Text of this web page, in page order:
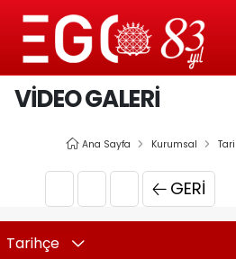
VİDEO GALERİ
Ana Sayfa Kurumsal
GERI
Tarihçe